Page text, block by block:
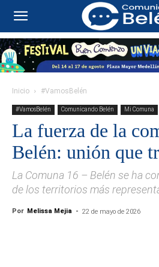
Inicio #VamosBelén
#VamosBelén Comunicando Belén Mi Comuna
La fuerza de la
Belén: unión que
La Comuna 16 – Belén se ha
de los territorios más
Por Melissa Mejia - 22 de mayo de 2026